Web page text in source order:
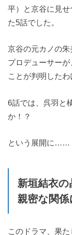
平）と京谷に見
た5話でした。
京谷の元カノの
プロデューサー
ことが判明した
6話では、呉羽と
か！？
という展開に……
新垣結衣
親密な関係
このドラマ、果た